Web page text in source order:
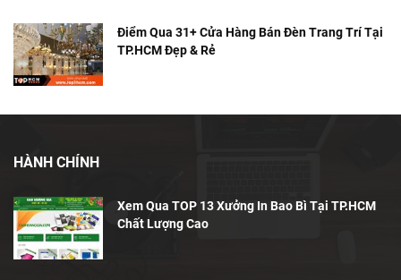
Điểm Qua 31+ Cửa Hàng Bán Đèn Trang Trí Tại
TP.HCM Đẹp & Rẻ
HÀNH CHÍNH
Xem Qua TOP 13 Xưởng In Bao Bì Tại TP.HCM
Chất Lượng Cao